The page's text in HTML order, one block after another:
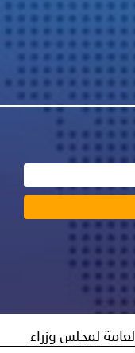
لمجلس وزراء